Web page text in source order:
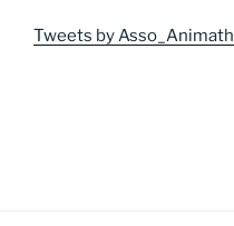
Tweets by Asso_Animath